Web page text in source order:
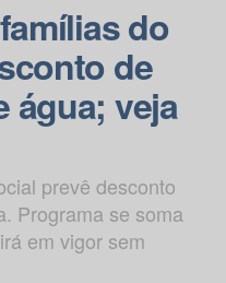
do
de
água; veja
prevê desconto
Programa se soma
em vigor sem